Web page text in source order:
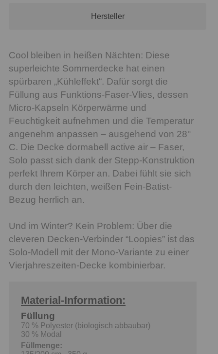
Hersteller
Cool bleiben in heißen Nächten: Diese
superleichte Sommerdecke hat einen
spürbaren „Kühleffekt“. Dafür sorgt die
Füllung aus Funktions-Faser-Vlies, dessen
Micro-Kapseln Körperwärme und
Feuchtigkeit aufnehmen und die Temperatur
angenehm anpassen – ausgehend von 28°
C. Die Decke dormabell active air – Faser,
Solo passt sich dank der Stepp-Konstruktion
perfekt Ihrem Körper an. Dabei fühlt sie sich
durch den leichten, weißen Fein-Batist-
Bezug herrlich an.
Und im Winter? Kein Problem: Über die
cleveren Decken-Verbinder “Loopies” ist das
Solo-Modell mit der Mono-Variante zu einer
Vierjahreszeiten-Decke kombinierbar.
Material-Information:
Füllung
70 % Polyester (biologisch abbaubar)
30 % Modal
Füllmenge: